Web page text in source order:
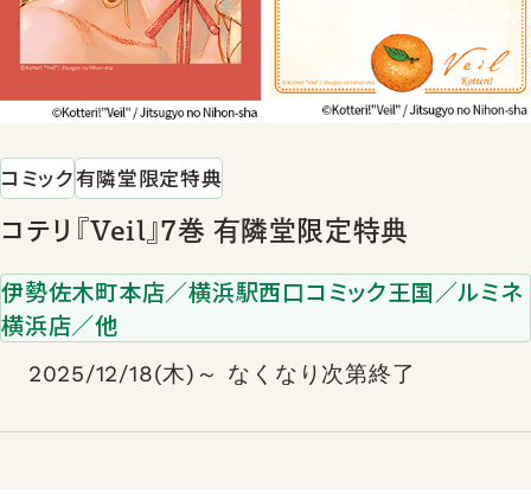
コミック有隣堂限定特典
コテリ『Veil』7巻 有隣堂限定特典
伊勢佐木町本店／横浜駅西口コミック王国／ルミネ
横浜店／他
2025/12/18(木)～ なくなり次第終了